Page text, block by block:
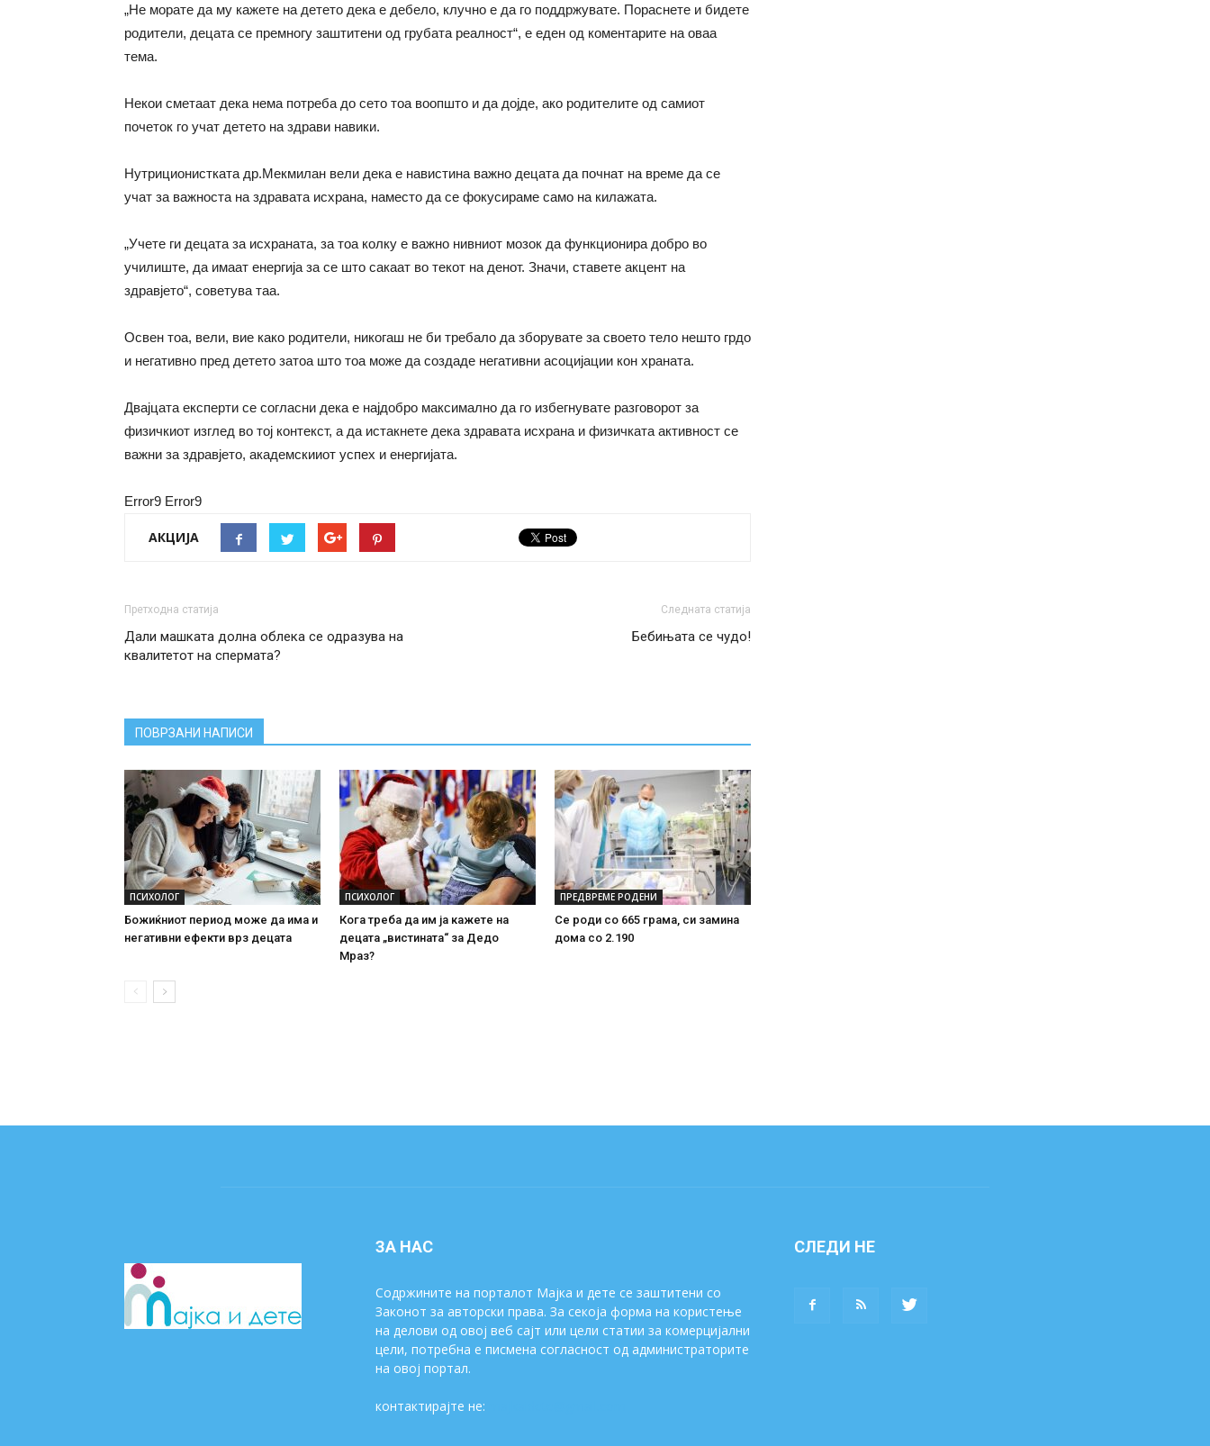
„Не морате да му кажете на детето дека е дебело, клучно е да го поддржувате. Пораснете и бидете
родители, децата се премногу заштитени од грубата реалност“, е еден од коментарите на оваа
тема.
Некои сметаат дека нема потреба до сето тоа воопшто и да дојде, ако родителите од самиот
почеток го учат детето на здрави навики.
Нутриционистката др.Мекмилан вели дека е навистина важно децата да почнат на време да се
учат за важноста на здравата исхрана, наместо да се фокусираме само на килажата.
„Учете ги децата за исхраната, за тоа колку е важно нивниот мозок да функционира добро во
училиште, да имаат енергија за се што сакаат во текот на денот. Значи, ставете акцент на
здравјето“, советува таа.
Освен тоа, вели, вие како родители, никогаш не би требало да зборувате за своето тело нешто грдо
и негативно пред детето затоа што тоа може да создаде негативни асоцијации кон храната.
Двајцата експерти се согласни дека е најдобро максимално да го избегнувате разговорот за
физичкиот изглед во тој контекст, а да истакнете дека здравата исхрана и физичката активност се
важни за здравјето, академскииот успех и енергијата.
Error9 Error9
АКЦИЈА
Претходна статија
Дали машката долна облека се одразува на
квалитетот на спермата?
Следната статија
Бебињата се чудо!
ПОВРЗАНИ НАПИСИ
ПСИХОЛОГ
Божиќниот период може да има и
негативни ефекти врз децата
ПСИХОЛОГ
Кога треба да им ја кажете на
децата „вистината“ за Дедо
Мраз?
ПРЕДВРЕМЕ РОДЕНИ
Се роди со 665 грама, си замина
дома со 2.190
ЗА НАС
Содржините на порталот Мајка и дете се заштитени со
Законот за авторски права. За секоја форма на користење
на делови од овој веб сајт или цели статии за комерцијални
цели, потребна е писмена согласност од администраторите
на овој портал.
контактирајте не:
СЛЕДИ НЕ